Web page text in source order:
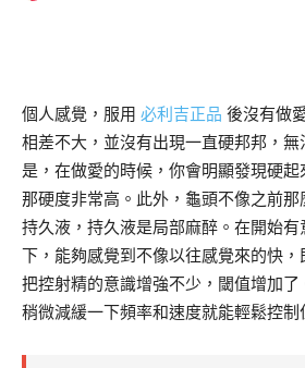
個人感覺，服用 必利吉正品 後沒有做
相差不大，並沒有出現一直硬邦邦，
是，在做愛的時候，你會明顯發現硬起
那硬度非常高。此外，龜頭不像之前
持久液，持久液是局部麻醉。在開始
下，能夠感覺到不像以往感覺來的快，
把控射精的意識增強不少，閾值增加了
稍微減緩一下頻率和速度就能輕鬆控制